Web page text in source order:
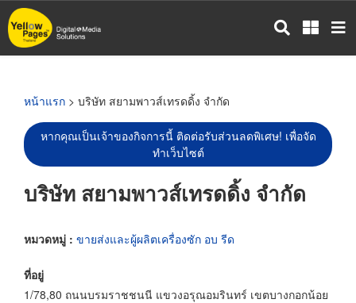
ข้าม
ไป
หน้าแรก > บริษัท สยามพาวส์เทรดดิ้ง จำกัด
หากคุณเป็นเจ้าของกิจการนี้ ติดต่อรับส่วนลดพิเศษ! เพื่อจัด
ทำเว็บไซต์
บริษัท สยามพาวส์เทรดดิ้ง จำกัด
หมวดหมู่ : ขายส่งและผู้ผลิตเครื่องซัก อบ รีด
ที่อยู่
1/78,80 ถนนบรมราชชนนี แขวงอรุณอมรินทร์ เขตบางกอกน้อย